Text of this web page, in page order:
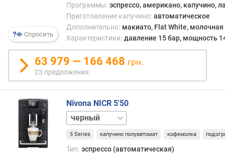
щ
и
п
ц
и
п
Спросить
Программы: эспрессо, американо, капучино,
Приготовление капучино: автоматическое
Дополнительно: макиато, Flat White, молочная
Характеристики: давление 15 бар, мощность
63 979 — 166 468 грн.
23 предложения
Nivona NICR 5'50
белый
5 Series капучино полуавтомат кофемолка
Тип: эспрессо (автоматическая)